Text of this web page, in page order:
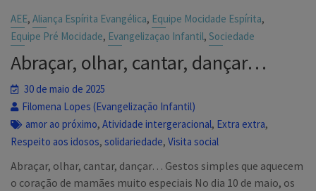
AEE,Aliança Espírita Evangélica, Equipe Mocidade Espírita,
Equipe Pré Mocidade, Evangelizaçao Infantil,Sociedade
Abraçar, olhar, cantar, dançar…
30 de maio de 2025
Filomena Lopes (Evangelização Infantil)
amor ao próximo,Atividade intergeracional, Extra extra,
Respeito aos idosos,solidariedade,Visita social
Abraçar, olhar, cantar, dançar… Gestos simples que aquecem
o coração de mamães muito especiais No dia 10 de maio, os